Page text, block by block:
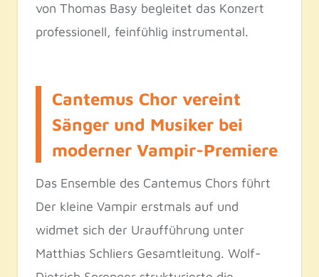
von Thomas Basy begleitet das Konzert
professionell, feinfühlig instrumental.
Cantemus Chor vereint
Sänger und Musiker bei
moderner Vampir-Premiere
Das Ensemble des Cantemus Chors führt
Der kleine Vampir erstmals auf und
widmet sich der Uraufführung unter
Matthias Schliers Gesamtleitung. Wolf-